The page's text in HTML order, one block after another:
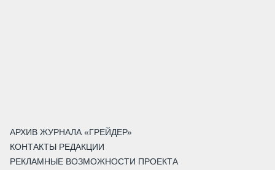
АРХИВ ЖУРНАЛА «ГРЕЙДЕР»
КОНТАКТЫ РЕДАКЦИИ
РЕКЛАМНЫЕ ВОЗМОЖНОСТИ ПРОЕКТА